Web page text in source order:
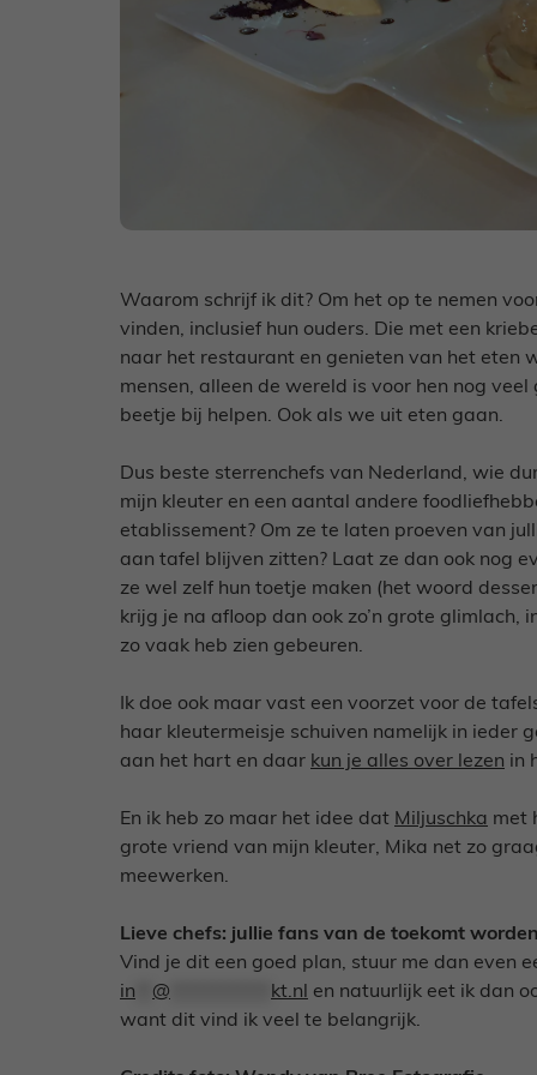
Waarom schrijf ik dit? Om het op te nemen
vinden, inclusief hun ouders. Die met een
naar het restaurant en genieten van het eten
mensen, alleen de wereld is voor hen nog
beetje bij helpen. Ook als we uit eten gaan.
Dus beste sterrenchefs van Nederland, wie
mijn kleuter en een aantal andere
etablissement? Om ze te laten proeven van
aan tafel blijven zitten? Laat ze dan ook nog
ze wel zelf hun toetje maken (het woord
krijg je na afloop dan ook zo’n grote glimlach,
zo vaak heb zien gebeuren.
Ik doe ook maar vast een voorzet voor de
haar kleutermeisje schuiven namelijk in ieder
aan het hart en daar kun je alles over lezen in
En ik heb zo maar het idee dat Miljuschka met
grote vriend van mijn kleuter, Mika net zo
meewerken.
Lieve chefs: jullie fans van de toekomt
Vind je dit een goed plan, stuur me dan even
in
@ kt.nl
en natuurlijk eet ik dan
want dit vind ik veel te belangrijk.